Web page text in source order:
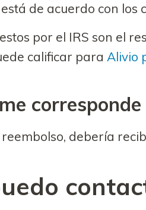
de acuerdo con los
por el IRS son el
calificar para Alivio
debería